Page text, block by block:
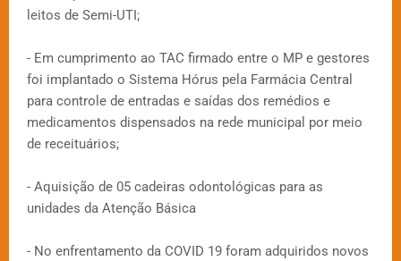
leitos de Semi-UTI;
- Em cumprimento ao TAC firmado entre o MP e gestores
foi implantado o Sistema Hórus pela Farmácia Central
para controle de entradas e saídas dos remédios e
medicamentos dispensados na rede municipal por meio
de receituários;
- Aquisição de 05 cadeiras odontológicas para as
unidades da Atenção Básica
- No enfrentamento da COVID 19 foram adquiridos novos